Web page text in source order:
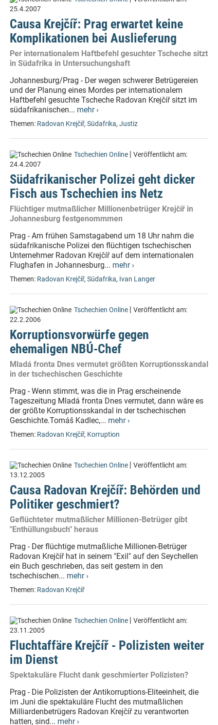
25.4.2007
Causa Krejčíř: Prag erwartet keine
Komplikationen bei Auslieferung
Per internationalem Haftbefehl gesuchter Tscheche sitzt
in Südafrika in Untersuchungshaft
Johannesburg/Prag - Der wegen schwerer Betrügereien
und der Planung eines Mordes per internationalem
Haftbefehl gesuchte Tscheche Radovan Krejčíř sitzt im
südafrikanischen... mehr ›
Themen: Radovan Krejčíř, Südafrika, Justiz
Tschechien Online | Veröffentlicht am:
24.4.2007
Südafrikanischer Polizei geht dicker
Fisch aus Tschechien ins Netz
Flüchtiger mutmaßlicher Millionenbetrüger Krejčíř in
Johannesburg festgenommmen
Prag - Am frühen Samstagabend um 18 Uhr nahm die
südafrikanische Polizei den flüchtigen tschechischen
Unternehmer Radovan Krejčíř auf dem internationalen
Flughafen in Johannesburg... mehr ›
Themen: Radovan Krejčíř, Südafrika, Ivan Langer
Tschechien Online | Veröffentlicht am:
22.2.2006
Korruptionsvorwürfe gegen
ehemaligen NBÚ-Chef
Mladá fronta Dnes vermutet größten Korruptionsskandal
in der tschechischen Geschichte
Prag - Wenn stimmt, was die in Prag erscheinende
Tageszeitung Mladá fronta Dnes vermutet, dann wäre es
der größte Korruptionsskandal in der tschechischen
Geschichte.Tomáš Kadlec,... mehr ›
Themen: Radovan Krejčíř, Korruption
Tschechien Online | Veröffentlicht am:
13.12.2005
Causa Radovan Krejčíř: Behörden und
Politiker geschmiert?
Geflüchteter mutmaßlicher Millionen-Betrüger gibt
"Enthüllungsbuch" heraus
Prag - Der flüchtige mutmaßliche Millionen-Betrüger
Radovan Krejčíř hat in seinem "Exil" auf den Seychellen
ein Buch geschrieben, das seit gestern in den
tschechischen... mehr ›
Themen: Radovan Krejčíř
Tschechien Online | Veröffentlicht am:
23.11.2005
Fluchtaffäre Krejčíř - Polizisten weiter
im Dienst
Spektakuläre Flucht dank geschmierter Polizisten?
Prag - Die Polizisten der Antikorruptions-Eliteeinheit, die
im Juni die spektakuläre Flucht des mutmaßlichen
Milliardenbetrügers Radovan Krejčíř zu verantworten
hatten, sind... mehr ›